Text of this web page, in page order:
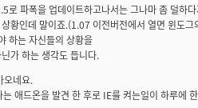
로 파폭을 업데이트하고나서는 그나마 좀 덜하
황인데 말이죠.(1.07 이전버전에서 열면 윈도
하는 자신들의 상황을
가 하는 생각도 듭니다.
오네요.
애드온을 발견 한 후로 IE를 켜는일이 하루에